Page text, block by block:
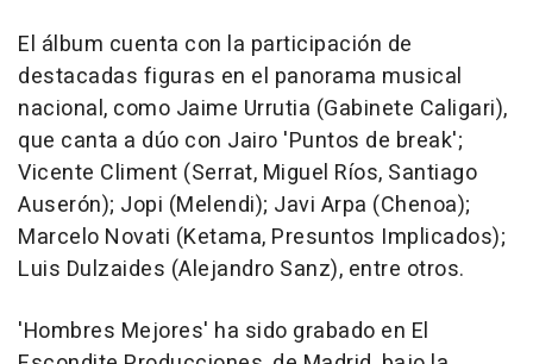
El álbum cuenta con la participación de
destacadas figuras en el panorama musical
nacional, como Jaime Urrutia (Gabinete Caligari),
que canta a dúo con Jairo 'Puntos de break';
Vicente Climent (Serrat, Miguel Ríos, Santiago
Auserón); Jopi (Melendi); Javi Arpa (Chenoa);
Marcelo Novati (Ketama, Presuntos Implicados);
Luis Dulzaides (Alejandro Sanz), entre otros.
'Hombres Mejores' ha sido grabado en El